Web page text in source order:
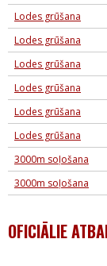
Lodes grūšana
Lodes grūšana
Lodes grūšana
Lodes grūšana
Lodes grūšana
Lodes grūšana
3000m soļošana
3000m soļošana
OFICIĀLIE